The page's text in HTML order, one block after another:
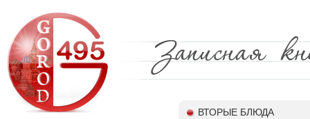
ВТОРЫЕ БЛЮДА